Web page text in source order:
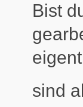
Bist
sind